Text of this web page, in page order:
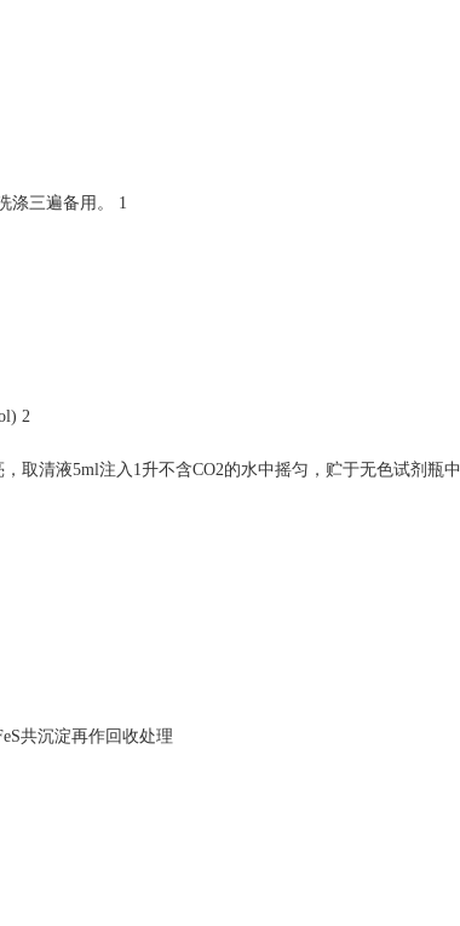
涤三遍备用。 1
2
清液5ml注入1升不含CO2的水中摇匀，贮于无色试剂瓶中
共沉淀再作回收处理